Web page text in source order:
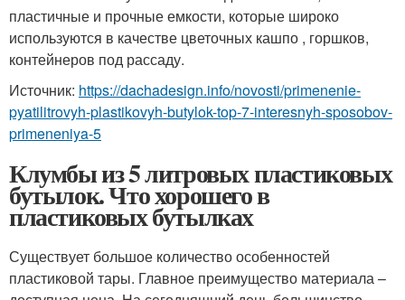
пластичные и прочные емкости, которые широко
используются в качестве цветочных кашпо , горшков,
контейнеров под рассаду.
Источник: https://dachadesign.info/novosti/primenenie-
pyatilitrovyh-plastikovyh-butylok-top-7-interesnyh-sposobov-
primeneniya-5
Клумбы из 5 литровых пластиковых
бутылок. Что хорошего в
пластиковых бутылках
Существует большое количество особенностей
пластиковой тары. Главное преимущество материала –